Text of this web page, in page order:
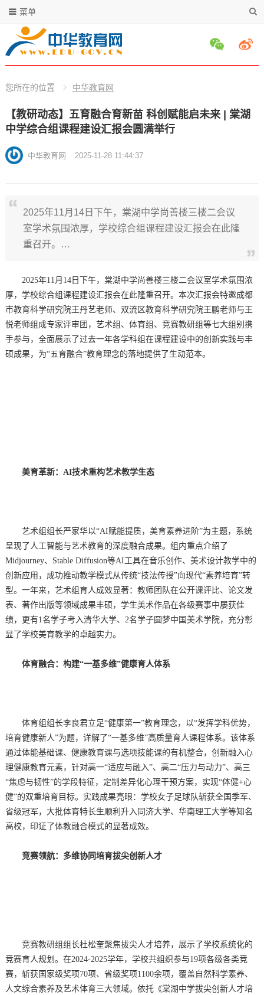
菜单
您所在的位置 中华教育网
【教研动态】五育融合育新苗 科创赋能启未来 | 棠湖
中学综合组课程建设汇报会圆满举行
中华教育网 2025-11-28 11:44:37
2025年11月14日下午，棠湖中学尚善楼三楼二会议
室学术氛围浓厚，学校综合组课程建设汇报会在此隆
重召开。…
2025年11月14日下午，棠湖中学尚善楼三楼二会议室学术氛围浓
厚，学校综合组课程建设汇报会在此隆重召开。本次汇报会特邀成都
市教育科学研究院王丹艺老师、双流区教育科学研究院王鹏老师与王
悦老师组成专家评审团，艺术组、体育组、竞赛教研组等七大组别携
手参与，全面展示了过去一年各学科组在课程建设中的创新实践与丰
硕成果，为“五育融合”教育理念的落地提供了生动范本。
美育革新：AI技术重构艺术教学生态
艺术组组长严家华以“AI赋能提质，美育素养进阶”为主题，系统
呈现了人工智能与艺术教育的深度融合成果。组内重点介绍了
Midjourney、Stable Diffusion等AI工具在音乐创作、美术设计教学中的
创新应用，成功推动教学模式从传统“技法传授”向现代“素养培育”转
型。一年来，艺术组育人成效显著：教师团队在公开课评比、论文发
表、著作出版等领域成果丰硕，学生美术作品在各级赛事中屡获佳
绩，更有1名学子考入清华大学、2名学子圆梦中国美术学院，充分彰
显了学校美育教学的卓越实力。
体育融合：构建“一基多维”健康育人体系
体育组组长李良君立足“健康第一”教育理念，以“发挥学科优势，
培育健康新人”为题，详解了“一基多维”高质量育人课程体系。该体系
通过体能基础课、健康教育课与选项技能课的有机整合，创新融入心
理健康教育元素，针对高一“适应与融入”、高二“压力与动力”、高三
“焦虑与韧性”的学段特征，定制差异化心理干预方案，实现“体健+心
健”的双重培育目标。实践成果亮眼：学校女子足球队斩获全国季军、
省级冠军，大批体育特长生顺利升入同济大学、华南理工大学等知名
高校，印证了体教融合模式的显著成效。
竞赛领航：多维协同培育拔尖创新人才
竞赛教研组组长杜松奎聚焦拔尖人才培养，展示了学校系统化的
竞赛育人规划。在2024-2025学年，学校共组织参与19项各级各类竞
赛，斩获国家级奖项70项、省级奖项1100余项，覆盖自然科学素养、
人文综合素养及艺术体育三大领域。依托《棠湖中学拔尖创新人才培